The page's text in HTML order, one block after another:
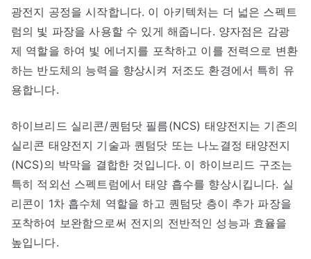
광전지 공정을 시작합니다. 이 아키텍처는 더 넓은 스펙트
럼의 빛 파장을 사용할 수 있게 해줍니다. 양자점은 감광
제 역할을 하여 빛 에너지를 포착하고 이를 전력으로 변환
하는 반도체의 능력을 향상시켜 저조도 환경에서 특히 유
용합니다.
하이브리드 실리콘/퀀텀닷 필름(NCS) 태양전지는 기존의
실리콘 태양전지 기술과 퀀텀닷 또는 나노결정 태양전지
(NCS)의 박막을 결합한 것입니다. 이 하이브리드 구조는
특히 적외선 스펙트럼에서 태양 흡수를 향상시킵니다. 실
리콘이 1차 흡수체 역할을 하고 퀀텀닷 층이 추가 파장을
포착하여 보완함으로써 전지의 전반적인 성능과 효율을
높입니다.